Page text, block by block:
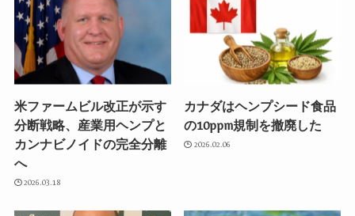
米ファームビル改正が示す
分断戦略、産業用ヘンプと
カンナビノイドの完全分離
へ
2026.03.18
カナダはヘンプシード食品
の10ppm規制を撤廃した
2026.02.06